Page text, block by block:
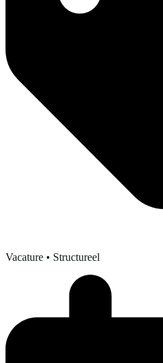
Vacature • Structureel